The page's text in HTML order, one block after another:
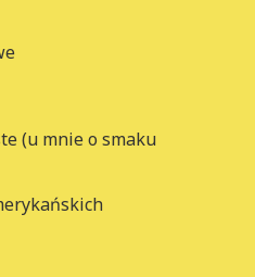
(u mnie o smaku